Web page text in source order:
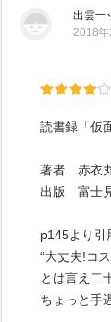
出雲一
2018年
読書録「仮
著者 赤衣
出版 富士
p145より引
“大丈夫!コ
とは言え二
ちょっと手